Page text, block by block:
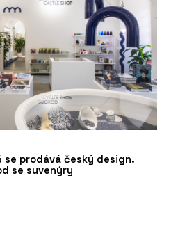
se prodává český design.
se suvenýry